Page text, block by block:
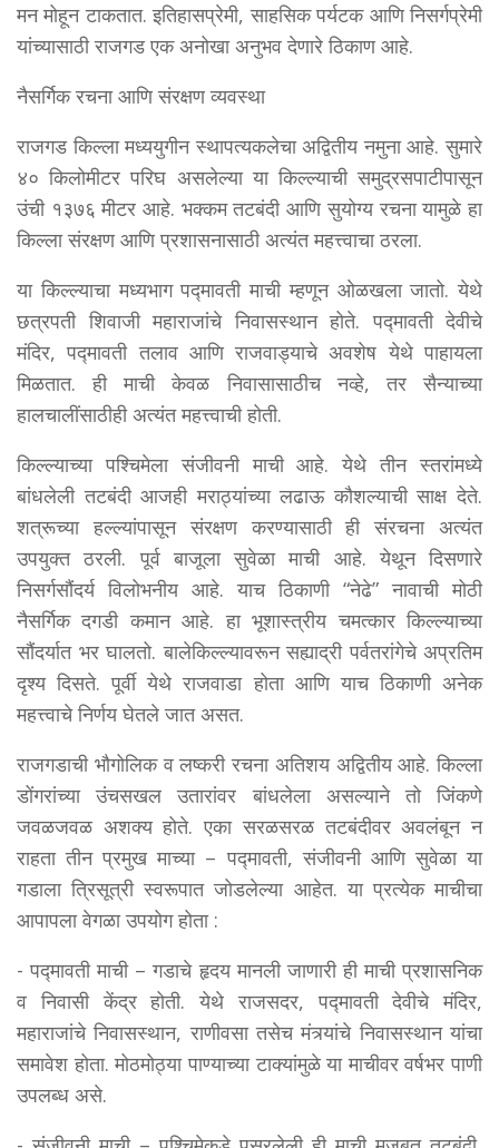
मन मोहून टाकतात. इतिहासप्रेमी, साहसिक पर्यटक आणि निसर्गप्रेमी
यांच्यासाठी राजगड एक अनोखा अनुभव देणारे ठिकाण आहे.
नैसर्गिक रचना आणि संरक्षण व्यवस्था
राजगड किल्ला मध्ययुगीन स्थापत्यकलेचा अद्वितीय नमुना आहे. सुमारे
४० किलोमीटर परिघ असलेल्या या किल्ल्याची समुद्रसपाटीपासून
उंची १३७६ मीटर आहे. भक्कम तटबंदी आणि सुयोग्य रचना यामुळे हा
किल्ला संरक्षण आणि प्रशासनासाठी अत्यंत महत्त्वाचा ठरला.
या किल्ल्याचा मध्यभाग पद्मावती माची म्हणून ओळखला जातो. येथे
छत्रपती शिवाजी महाराजांचे निवासस्थान होते. पद्मावती देवीचे
मंदिर, पद्मावती तलाव आणि राजवाड्याचे अवशेष येथे पाहायला
मिळतात. ही माची केवळ निवासासाठीच नव्हे, तर सैन्याच्या
हालचालींसाठीही अत्यंत महत्त्वाची होती.
किल्ल्याच्या पश्चिमेला संजीवनी माची आहे. येथे तीन स्तरांमध्ये
बांधलेली तटबंदी आजही मराठ्यांच्या लढाऊ कौशल्याची साक्ष देते.
शत्रूच्या हल्ल्यांपासून संरक्षण करण्यासाठी ही संरचना अत्यंत
उपयुक्त ठरली. पूर्व बाजूला सुवेळा माची आहे. येथून दिसणारे
निसर्गसौंदर्य विलोभनीय आहे. याच ठिकाणी “नेढे” नावाची मोठी
नैसर्गिक दगडी कमान आहे. हा भूशास्त्रीय चमत्कार किल्ल्याच्या
सौंदर्यात भर घालतो. बालेकिल्ल्यावरून सह्याद्री पर्वतरांगेचे अप्रतिम
दृश्य दिसते. पूर्वी येथे राजवाडा होता आणि याच ठिकाणी अनेक
महत्त्वाचे निर्णय घेतले जात असत.
राजगडाची भौगोलिक व लष्करी रचना अतिशय अद्वितीय आहे. किल्ला
डोंगरांच्या उंचसखल उतारांवर बांधलेला असल्याने तो जिंकणे
जवळजवळ अशक्य होते. एका सरळसरळ तटबंदीवर अवलंबून न
राहता तीन प्रमुख माच्या – पद्मावती, संजीवनी आणि सुवेळा या
गडाला त्रिसूत्री स्वरूपात जोडलेल्या आहेत. या प्रत्येक माचीचा
आपापला वेगळा उपयोग होता :
- पद्मावती माची – गडाचे हृदय मानली जाणारी ही माची प्रशासनिक
व निवासी केंद्र होती. येथे राजसदर, पद्मावती देवीचे मंदिर,
महाराजांचे निवासस्थान, राणीवसा तसेच मंत्र्यांचे निवासस्थान यांचा
समावेश होता. मोठमोठ्या पाण्याच्या टाक्यांमुळे या माचीवर वर्षभर पाणी
उपलब्ध असे.